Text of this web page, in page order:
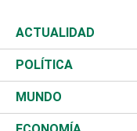
ACTUALIDAD
Nacional
Ciudad
Educación
POLÍTICA
Partidos
MUNDO